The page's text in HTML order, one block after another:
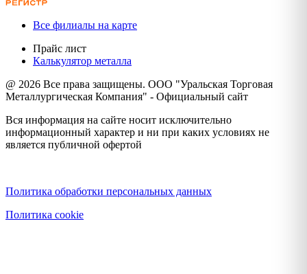
Все филиалы на карте
Прайс лист
Калькулятор металла
@ 2026 Все права защищены. ООО "Уральская Торговая
Металлургическая Компания" - Официальный сайт
Вся информация на сайте носит исключительно
информационный характер и ни при каких условиях не
является публичной офертой
Политика обработки персональных данных
Политика cookie